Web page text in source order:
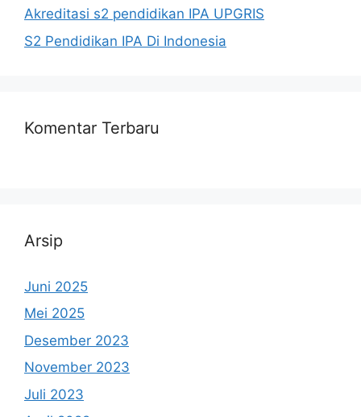
Akreditasi s2 pendidikan IPA UPGRIS
S2 Pendidikan IPA Di Indonesia
Komentar Terbaru
Arsip
Juni 2025
Mei 2025
Desember 2023
November 2023
Juli 2023